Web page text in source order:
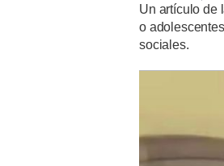
Un artículo de
o
sociales.